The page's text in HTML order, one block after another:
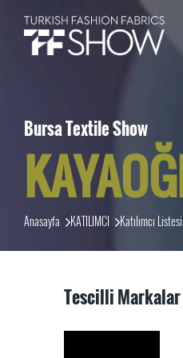
Bursa Textile Show
Anasayfa KATILIMCI Katılımcı Listesi
Tescilli Markalar